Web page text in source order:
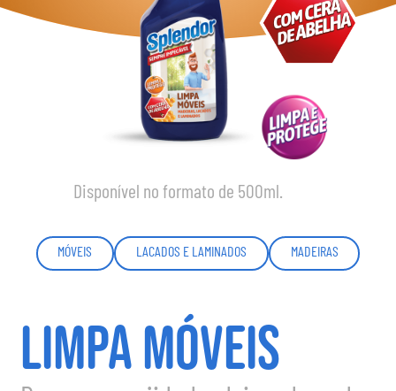
MÓVEIS LACADOS E LAMINADOS MADEIRAS
LIMPA MÓVEIS
Disponível no formato de 500ml.